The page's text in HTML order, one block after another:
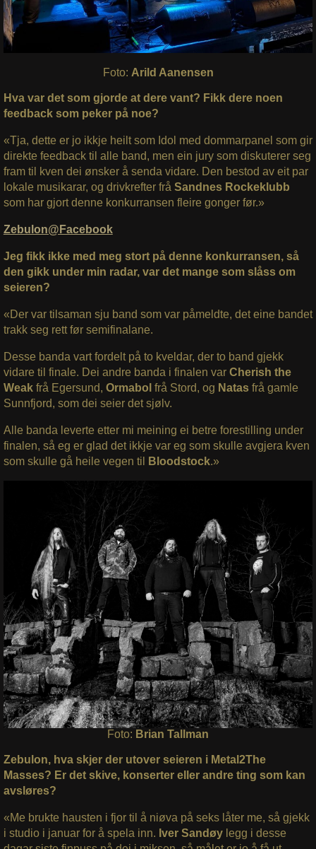
Foto: Arild Aanensen
Hva var det som gjorde at dere vant? Fikk dere noen
feedback som peker på noe?
«Tja, dette er jo ikkje heilt som Idol med dommarpanel som gir
direkte feedback til alle band, men ein jury som diskuterer seg
fram til kven dei ønsker å senda vidare. Den bestod av eit par
lokale musikarar, og drivkrefter frå Sandnes Rockeklubb
som har gjort denne konkurransen fleire gonger før.»
Zebulon@Facebook
Jeg fikk ikke med meg stort på denne konkurransen, så
den gikk under min radar, var det mange som slåss om
seieren?
«Der var tilsaman sju band som var påmeldte, det eine bandet
trakk seg rett før semifinalane.
Desse banda vart fordelt på to kveldar, der to band gjekk
vidare til finale. Dei andre banda i finalen var Cherish the
Weakfrå Egersund, Ormabol frå Stord, og Natasfrå gamle
Sunnfjord, som dei seier det sjølv.
Alle banda leverte etter mi meining ei betre forestilling under
finalen, så eg er glad det ikkje var eg som skulle avgjera kven
som skulle gå heile vegen til
Bloodstock.»
Foto: Brian Tallman
Zebulon, hva skjer der utover seieren i Metal2The
Masses? Er det skive, konserter eller andre ting som kan
avsløres?
«Me brukte hausten i fjor til å niøva på seks låter me, så gjekk
i studio i januar for å spela inn. Iver Sandøy legg i desse